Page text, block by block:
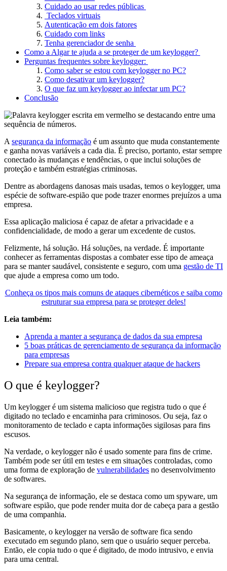
Cuidado ao usar redes públicas
Teclados virtuais
Autenticação em dois fatores
Cuidado com links
Tenha gerenciador de senha
Como a Algar te ajuda a se proteger de um keylogger?
Perguntas frequentes sobre keylogger:
Como saber se estou com keylogger no PC?
Como desativar um keylogger?
O que faz um keylogger ao infectar um PC?
Conclusão
A segurança da informação é um assunto que muda constantemente
e ganha novas variáveis a cada dia. É preciso, portanto, estar sempre
conectado às mudanças e tendências, o que inclui soluções de
proteção e também estratégias criminosas.
Dentre as abordagens danosas mais usadas, temos o keylogger, uma
espécie de software-espião que pode trazer enormes prejuízos a uma
empresa.
Essa aplicação maliciosa é capaz de afetar a privacidade e a
confidencialidade, de modo a gerar um excedente de custos.
Felizmente, há solução. Há soluções, na verdade. É importante
conhecer as ferramentas dispostas a combater esse tipo de ameaça
para se manter saudável, consistente e seguro, com uma gestão de TI
que ajude a empresa como um todo.
Conheça os tipos mais comuns de ataques cibernéticos e saiba como
estruturar sua empresa para se proteger deles!
Leia também:
Aprenda a manter a segurança de dados da sua empresa
5 boas práticas de gerenciamento de segurança da informação
para empresas
Prepare sua empresa contra qualquer ataque de hackers
O que é keylogger?
Um keylogger é um sistema malicioso que registra tudo o que é
digitado no teclado e encaminha para criminosos. Ou seja, faz o
monitoramento de teclado e capta informações sigilosas para fins
escusos.
Na verdade, o keylogger não é usado somente para fins de crime.
Também pode ser útil em testes e em situações controladas, como
uma forma de exploração de vulnerabilidades no desenvolvimento
de softwares.
Na segurança de informação, ele se destaca como um spyware, um
software espião, que pode render muita dor de cabeça para a gestão
de uma companhia.
Basicamente, o keylogger na versão de software fica sendo
executado em segundo plano, sem que o usuário sequer perceba.
Então, ele copia tudo o que é digitado, de modo intrusivo, e envia
para uma central.